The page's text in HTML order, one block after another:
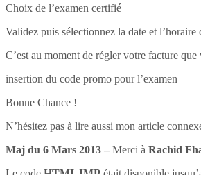
Choix de l’examen certifié
Validez puis sélectionnez la date et
C’est au moment de régler votre facture que
insertion du code promo pour l’examen
Bonne Chance !
N’hésitez pas à lire aussi mon article
Maj du 6 Mars 2013 – Merci à Rachid